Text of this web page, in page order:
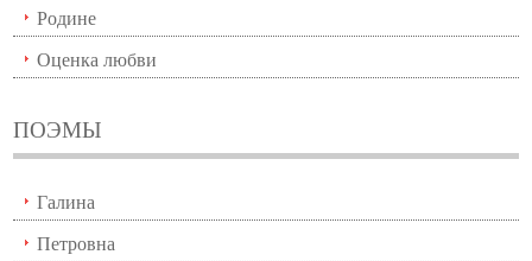
Родине
Оценка любви
ПОЭМЫ
Галина
Петровна